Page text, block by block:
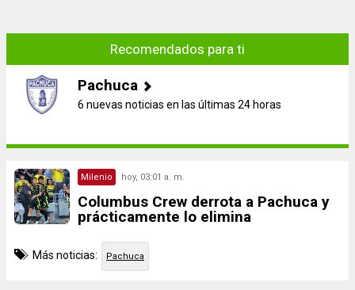
Recomendados para ti
Pachuca
6 nuevas noticias en las últimas 24 horas
Milenio hoy, 03:01 a. m.
Columbus Crew derrota a Pachuca y
prácticamente lo elimina
Más noticias: Pachuca